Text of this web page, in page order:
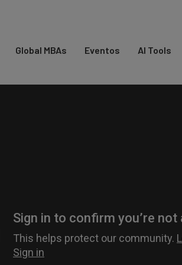
Global MBAs Eventos AI Tools